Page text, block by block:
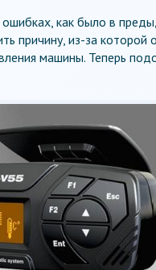
как было в
причину, из-за которой
машины. Теперь